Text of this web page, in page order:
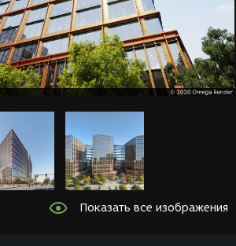
Показать все изображения